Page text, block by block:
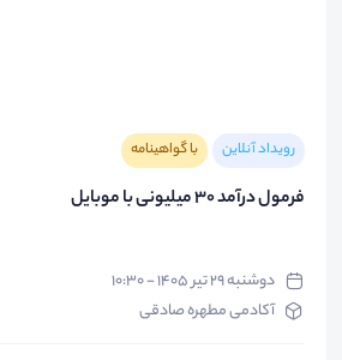
رویداد آنلاین با گواهینامه
فرمول درآمد 30 میلیونی با موبایل
دوشنبه ۲۹ تیر ۱۴۰۵ - ۱۰:۳۰
آکادمی مطهره صادقی